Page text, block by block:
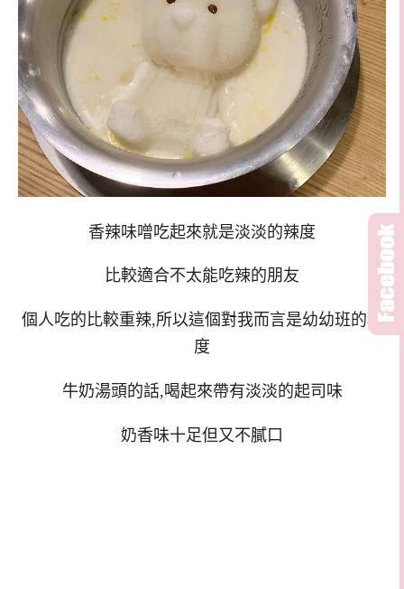
香辣味噌吃起來就是淡淡的辣度
比較適合不太能吃辣的朋友
個人吃的比較重辣,所以這個對我而言是幼幼班的程
度
牛奶湯頭的話,喝起來帶有淡淡的起司味
奶香味十足但又不膩口